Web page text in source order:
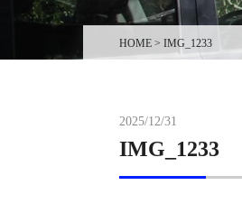
HOME > IMG_1233
2025/12/31
IMG_1233